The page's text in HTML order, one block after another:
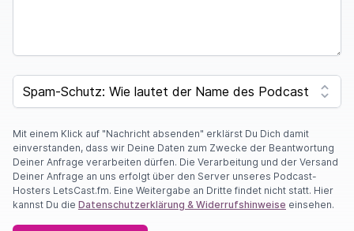
SPAM CAPTCHA
Mit einem Klick auf "Nachricht absenden" erklärst Du Dich damit
einverstanden, dass wir Deine Daten zum Zwecke der Beantwortung
Deiner Anfrage verarbeiten dürfen. Die Verarbeitung und der Versand
Deiner Anfrage an uns erfolgt über den Server unseres Podcast-
Hosters LetsCast.fm. Eine Weitergabe an Dritte findet nicht statt. Hier
kannst Du die Datenschutzerklärung & Widerrufshinweise einsehen.